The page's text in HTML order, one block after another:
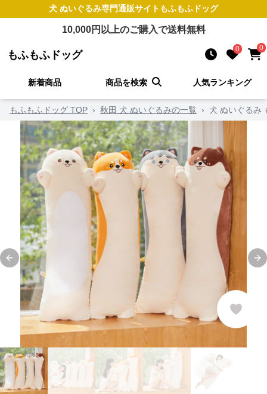
犬 ぬいぐるみ専門通販サイト もふもふドッグ
10,000円以上のご購入で送料無料
もふもふドッグ 0 0
新着商品 商品を検索 人気ランキング
もふもふドッグ TOP › 秋田 犬 ぬいぐるみの一覧 › 犬 ぬいぐるみ
Previous slide